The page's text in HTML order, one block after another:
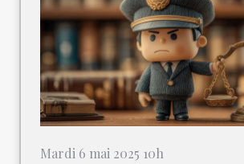
Mardi 6 mai 2025 10h